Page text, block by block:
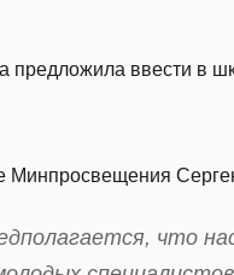
предложила ввести в
Минпросвещения
что